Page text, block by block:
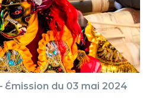
Émission du 03 mai 2024